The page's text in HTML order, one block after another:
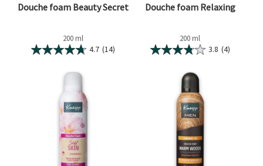
Douche foam Beauty Secret
200 ml
4.7 (14)
Douche foam Relaxing
200 ml
3.8 (4)